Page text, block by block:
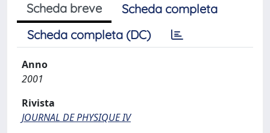
Scheda breve
Scheda completa
Scheda completa (DC)
Anno
2001
Rivista
JOURNAL DE PHYSIQUE IV